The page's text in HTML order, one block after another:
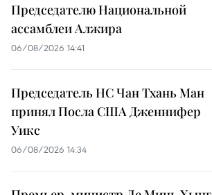
Председателю Национальной
ассамблеи Алжира
06/08/2026 14:41
Председатель НС Чан Тхань Ман
принял Посла США Дженнифер
Уикс
06/08/2026 14:34